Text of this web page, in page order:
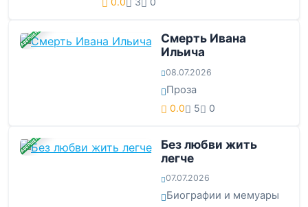
ЗАВЕРШЕНА
Смерть Ивана
Ильича
08.07.2026
Проза
0.0 5 0
ЗАВЕРШЕНА
Без любви жить
легче
07.07.2026
Биографии и мемуары